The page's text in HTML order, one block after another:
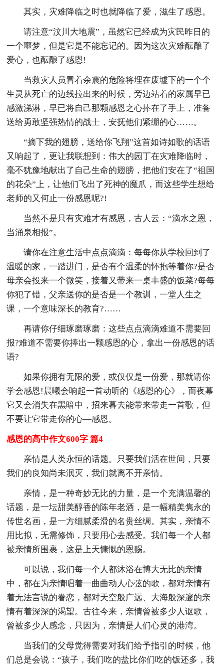
其实，灾难降临之时也就降临了爱，滋生了感恩。
请注意“汶川大地震”，虽然它已经成为灾民昨日的
一个噩梦，但是它是不能忘记的。因为这次灾难酝酿了
爱心，也酝酿了感恩!
当救灾人员冒着余震的危险将埋在废墟下的一个个
生灵从死亡的边线拉出来的时候，旁边站着的家属早已
感激涕淋，早已将自己那颗感恩之心捧在了手上，准备
送给勇敢坚强热情的战士，安抚他们紧绷的心……。
“摘下我的翅膀，送给你飞翔”这首如诗如歌的话语
又响起了，更让我联想到：伟大的园丁在灾难降临时，
毫不犹豫地献出了自己生命的翅膀，把他们安在了“祖国
的花朵”上，让他们飞出了死神的魔爪，而这些学生想给
老师的又何止一份感恩呢?!
当然不是只有灾难才有感恩，古人云：“滴水之恩，
当涌泉相报”。
请你在注意生活中点点滴滴：每每你从学校回到了
温暖的家，一踏进门，是否有个温柔的怀抱等着你?是否
母亲会投来一个微笑，接着又带来一桌丰盛的饭菜?每每
你犯了错，父亲送你的是否是一个教训，一堂人生之
课，一个意味深长的教育?……
再请你仔细琢磨琢磨：这些点点滴滴难道不需要回
报?难道不需要你捧出一颗感恩的心，拿出一份感恩的话
语?
如果你拥有无限的爱，或仅仅是一份爱，那就请你
学会感恩!晨曦会响起一首动听的《感恩的心》，而夜幕
它又会消失在黑暗中，招来暮去能带来带走一首歌，但
不要让它带走你的心—感恩。
感恩的高中作文600字 篇4
亲情是人类永恒的话题。只要我们活在世间，只要
我们的良知尚未泯灭，我们就离不开亲情。
亲情，是一种奇妙无比的力量，是一个充满温馨的
话题，是一坛甜美醇香的陈年老酒，是一幅精美隽永的
传世名画，是一方细腻柔滑的名贵丝绸。其实，亲情不
用比拟，无需修饰，只要用心去感受。我们每一个人都
被亲情所围裹，这是上天慷慨的恩赐。
可以说，我们每一个人都沐浴在博大无比的亲情
中，都在为亲情唱着一曲曲动人心弦的歌，都对亲情有
着无法言说的眷恋，都对天空般广远、大海般深邃的亲
情有着深深的渴望。古往今来，亲情曾被多少人讴歌，
曾被多少人感念，只因为，亲情是人们心灵的港湾。
当我们的父母觉得需要对我们给予指引的时候，他
们总是会说：“孩子，我们吃的盐比你们吃的饭还多，我